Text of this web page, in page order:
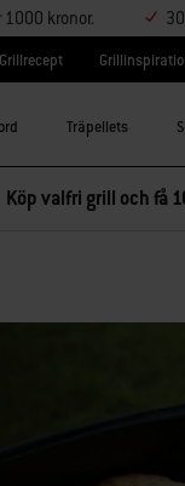
1000 kronor.
Grillrecept
Träpellets
Köp valfri grill och få